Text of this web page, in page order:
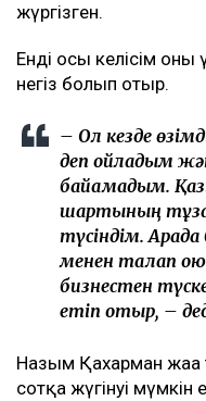
жүргізген.
Енді осы келісім
негіз болып отыр.
– Ол кезде
деп ойладым
байқамадым.
шартының
түсіндім.
менен талап
бизнестен
етіп отыр, –
Назым Қахарман жаңа
сотқа жүгінуі мүмкін